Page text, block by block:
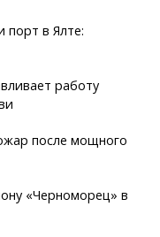
порт в Ялте:
работу
после мощного
«Черноморец» в